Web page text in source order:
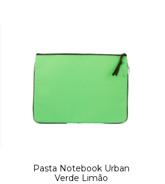
Pasta Notebook Urban
Verde Limão